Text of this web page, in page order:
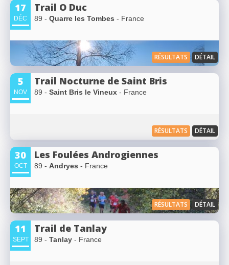
17
DÉC
Trail O Duc
89 - Quarre les Tombes - France
RÉSULTATS DÉTAIL
5
NOV
Trail Nocturne de Saint Bris
89 - Saint Bris le Vineux - France
RÉSULTATS DÉTAIL
30
OCT
Les Foulées Androgiennes
89 - Andryes - France
RÉSULTATS DÉTAIL
11
SEPT
Trail de Tanlay
89 - Tanlay - France